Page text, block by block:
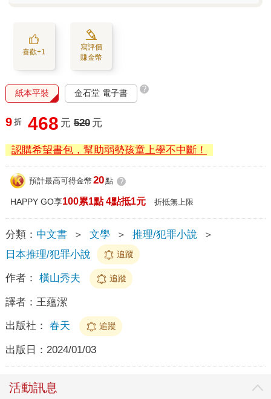
喜歡+1
寫評價
賺金幣
紙本平裝 金石堂 電子書 ?
9 折 468 元 520 元
認購希望書包，幫助弱勢孩童上學不中斷！
預計最高可得金幣 20點 ?
HAPPY GO享100累1點 4點抵1元 折抵無上限
分類： 中文書 ＞ 文學 ＞ 推理/犯罪小說
＞
日本推理/犯罪小說
追蹤
作者： 橫山秀夫 追蹤
譯者： 王蘊潔
出版社： 春天 追蹤
出版日： 2024/01/03
活動訊息